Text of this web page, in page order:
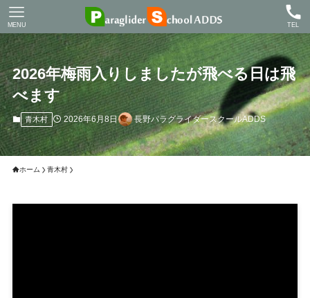
TEL
MENU
2026年梅雨入りしましたが飛べる日は飛
べます
青木村 2026年6月8日 長野パラグライダースクールADDS
ホーム 青木村